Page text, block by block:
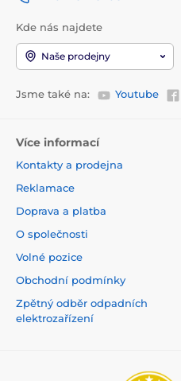
Kde nás najdete
Naše prodejny
Jsme také na: Youtube
Více informací
Kontakty a prodejna
Reklamace
Doprava a platba
O společnosti
Volné pozice
Obchodní podmínky
Zpětný odběr odpadních
elektrozařízení